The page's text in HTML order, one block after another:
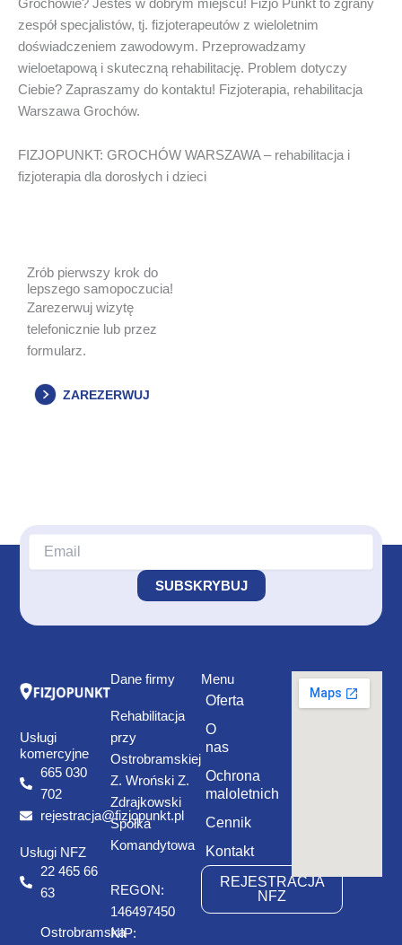
Grochowie? Jesteś w dobrym miejscu! Fizjo Punkt to zgrany
zespół specjalistów, tj. fizjoterapeutów z wieloletnim
doświadczeniem zawodowym. Przeprowadzamy
wieloetapową i skuteczną rehabilitację. Problem dotyczy
Ciebie? Zapraszamy do kontaktu! Fizjoterapia, rehabilitacja
Warszawa Grochów.
FIZJOPUNKT: GROCHÓW WARSZAWA – rehabilitacja i
fizjoterapia dla dorosłych i dzieci
Zrób pierwszy krok do
lepszego samopoczucia!
Zarezerwuj wizytę
telefonicznie lub przez
formularz.
ZAREZERWUJ
Usługi
komercyjne
665 030
702
rejestracja@fizjopunkt.pl
Usługi NFZ
22 465 66
63
Ostrobramska
Dane firmy
Rehabilitacja
przy
Ostrobramskiej
Z. Wroński Z.
Zdrajkowski
Spółka
Komandytowa
REGON:
146497450
NIP:
Menu
Oferta
O
nas
Ochrona
maloletnich
Cennik
Kontakt
REJESTRACJA
NFZ